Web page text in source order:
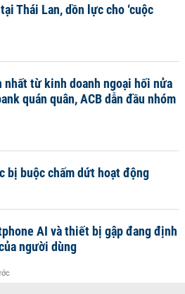
Thái Lan, dồn lực cho ‘cuộc
nhất từ kinh doanh ngoại hối nửa
quán quân, ACB dẫn đầu nhóm
bị buộc chấm dứt hoạt động
AI và thiết bị gập đang định
người dùng